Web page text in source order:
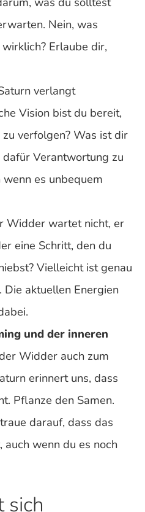
Nein, was
Erlaube dir,
verlangt
Vision bist du bereit,
verfolgen? Was ist dir
Verantwortung zu
es unbequem
Widder wartet nicht, er
eine Schritt, den du
Vielleicht ist genau
aktuellen Energien
und der inneren
Widder auch zum
erinnert uns, dass
Pflanze den Samen.
darauf, dass das
wenn du es noch
sich